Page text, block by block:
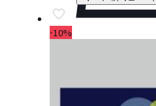
-10%